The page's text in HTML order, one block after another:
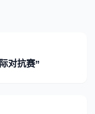
对抗赛”